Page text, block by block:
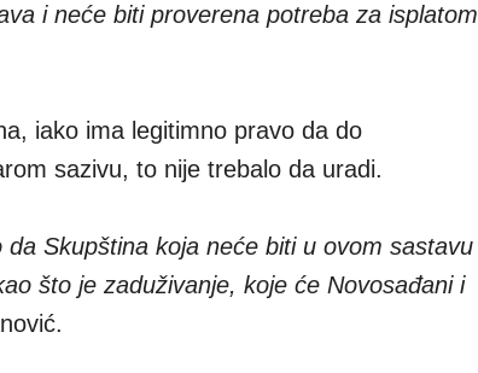
i neće biti proverena potreba za isplatom
iako ima legitimno pravo da do
sazivu, to nije trebalo da uradi.
Skupština koja neće biti u ovom sastavu
što je zaduživanje, koje će Novosađani i